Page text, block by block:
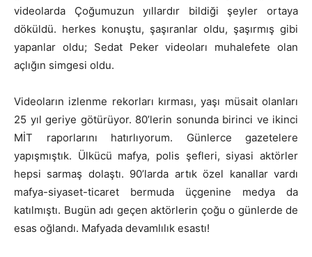
videolarda Çoğumuzun yıllardır bildiği şeyler ortaya
döküldü. herkes konuştu, şaşıranlar oldu, şaşırmış gibi
yapanlar oldu; Sedat Peker videoları muhalefete olan
açlığın simgesi oldu.
Videoların izlenme rekorları kırması, yaşı müsait olanları
25 yıl geriye götürüyor. 80’lerin sonunda birinci ve ikinci
MİT raporlarını hatırlıyorum. Günlerce gazetelere
yapışmıştık. Ülkücü mafya, polis şefleri, siyasi aktörler
hepsi sarmaş dolaştı. 90’larda artık özel kanallar vardı
mafya-siyaset-ticaret bermuda üçgenine medya da
katılmıştı. Bugün adı geçen aktörlerin çoğu o günlerde de
esas oğlandı. Mafyada devamlılık esastı!